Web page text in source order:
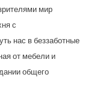
мир
с
нас в беззаботные
от мебели и
общего